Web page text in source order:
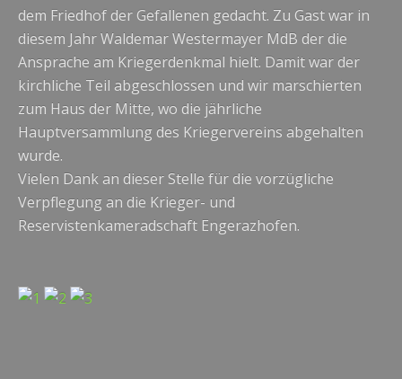
dem Friedhof der Gefallenen gedacht. Zu Gast war in
diesem Jahr Waldemar Westermayer MdB der die
Ansprache am Kriegerdenkmal hielt. Damit war der
kirchliche Teil abgeschlossen und wir marschierten
zum Haus der Mitte, wo die jährliche
Hauptversammlung des Kriegervereins abgehalten
wurde.
Vielen Dank an dieser Stelle für die vorzügliche
Verpflegung an die Krieger- und
Reservistenkameradschaft Engerazhofen.